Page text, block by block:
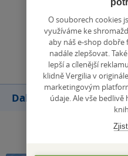
Další knihy autora
O souborech cookies
využíváme ke
aby náš e-shop dobře
nadále zlepšovat.
lepší a cílenější
klidně Vergilia v
marketingovým
údaje. Ale vše bedlivě